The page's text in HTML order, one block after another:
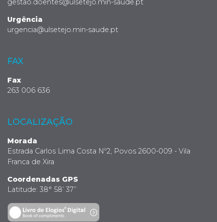
gestao.doentes@ulsetejo.min-saude.pt
Urgência
urgencia@ulsetejo.min-saude.pt
FAX
Fax
263 006 636
LOCALIZAÇÃO
Morada
Estrada Carlos Lima Costa Nº2, Povos 2600-009 - Vila
Franca de Xira
Coordenadas GPS
Latitude: 38° 58’ 37’’